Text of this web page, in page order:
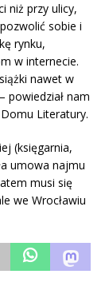
niż przy ulicy,
sobie i
rynku,
w internecie.
nawet w
powiedział nam
Literatury.
(księgarnia,
umowa najmu
musi się
we Wrocławiu